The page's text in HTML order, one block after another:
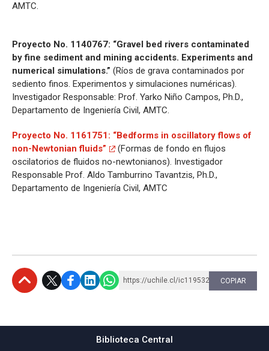
AMTC.
Proyecto No. 1140767: “Gravel bed rivers contaminated
by fine sediment and mining accidents. Experiments and
numerical simulations.” (Ríos de grava contaminados por
sediento finos. Experimentos y simulaciones numéricas).
Investigador Responsable: Prof. Yarko Niño Campos, Ph.D.,
Departamento de Ingeniería Civil, AMTC.
Proyecto No. 1161751: “Bedforms in oscillatory flows of
non-Newtonian fluids”
(Formas de fondo en flujos
oscilatorios de fluidos no-newtonianos). Investigador
Responsable Prof. Aldo Tamburrino Tavantzis, Ph.D.,
Departamento de Ingeniería Civil, AMTC
https://uchile.cl/ic119532 COPIAR
Biblioteca Central